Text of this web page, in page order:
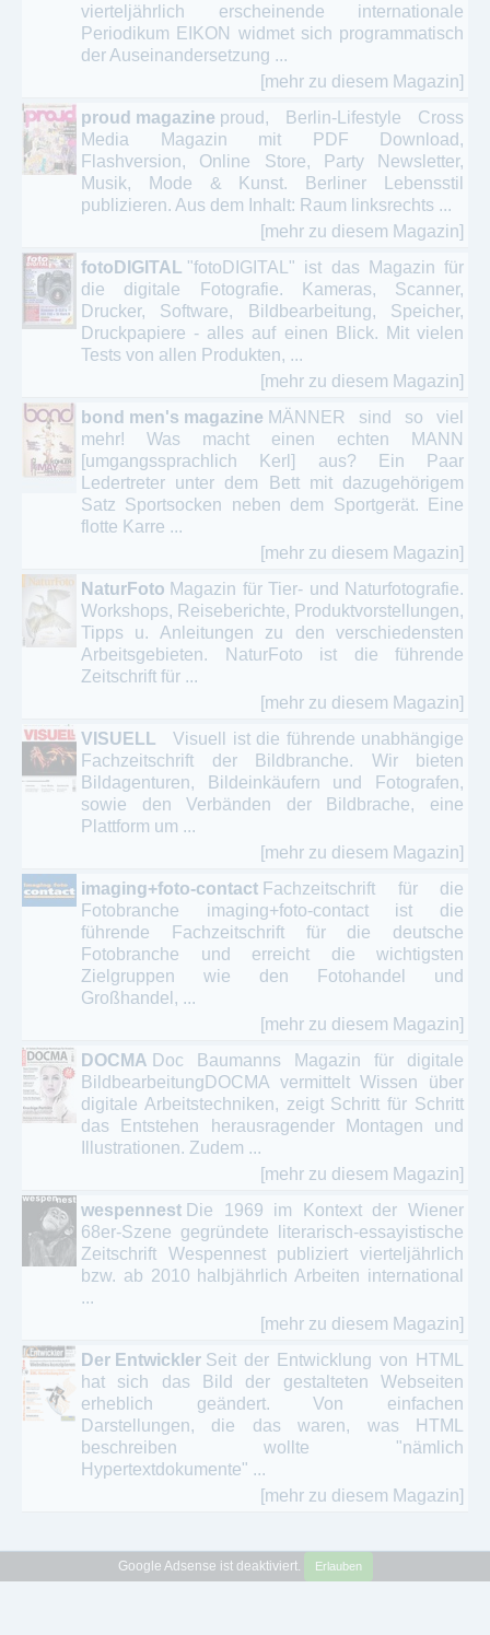
vierteljährlich erscheinende internationale
Periodikum EIKON widmet sich programmatisch
der Auseinandersetzung ...
[mehr zu diesem Magazin]
proud magazine proud, Berlin-Lifestyle Cross
Media Magazin mit PDF Download,
Flashversion, Online Store, Party Newsletter,
Musik, Mode & Kunst. Berliner Lebensstil
publizieren. Aus dem Inhalt: Raum linksrechts ...
[mehr zu diesem Magazin]
fotoDIGITAL "fotoDIGITAL" ist das Magazin für
die digitale Fotografie. Kameras, Scanner,
Drucker, Software, Bildbearbeitung, Speicher,
Druckpapiere - alles auf einen Blick. Mit vielen
Tests von allen Produkten, ...
[mehr zu diesem Magazin]
bond men's magazine MÄNNER sind so viel
mehr! Was macht einen echten MANN
[umgangssprachlich Kerl] aus? Ein Paar
Ledertreter unter dem Bett mit dazugehörigem
Satz Sportsocken neben dem Sportgerät. Eine
flotte Karre ...
[mehr zu diesem Magazin]
NaturFoto Magazin für Tier- und Naturfotografie.
Workshops, Reiseberichte, Produktvorstellungen,
Tipps u. Anleitungen zu den verschiedensten
Arbeitsgebieten. NaturFoto ist die führende
Zeitschrift für ...
[mehr zu diesem Magazin]
VISUELL
Visuell ist die führende unabhängige
Fachzeitschrift der Bildbranche. Wir bieten
Bildagenturen, Bildeinkäufern und Fotografen,
sowie den Verbänden der Bildbrache, eine
Plattform um ...
[mehr zu diesem Magazin]
imaging+foto-contact Fachzeitschrift für die
Fotobranche imaging+foto-contact ist die
führende Fachzeitschrift für die deutsche
Fotobranche und erreicht die wichtigsten
Zielgruppen wie den Fotohandel und
Großhandel, ...
[mehr zu diesem Magazin]
DOCMA Doc Baumanns Magazin für digitale
BildbearbeitungDOCMA vermittelt Wissen über
digitale Arbeitstechniken, zeigt Schritt für Schritt
das Entstehen herausragender Montagen und
Illustrationen. Zudem ...
[mehr zu diesem Magazin]
wespennest Die 1969 im Kontext der Wiener
68er-Szene gegründete literarisch-essayistische
Zeitschrift Wespennest publiziert vierteljährlich
bzw. ab 2010 halbjährlich Arbeiten international
...
[mehr zu diesem Magazin]
Der Entwickler Seit der Entwicklung von HTML
hat sich das Bild der gestalteten Webseiten
erheblich geändert. Von einfachen
Darstellungen, die das waren, was HTML
beschreiben wollte "nämlich
Hypertextdokumente" ...
[mehr zu diesem Magazin]
Google Adsense ist deaktiviert. Erlauben